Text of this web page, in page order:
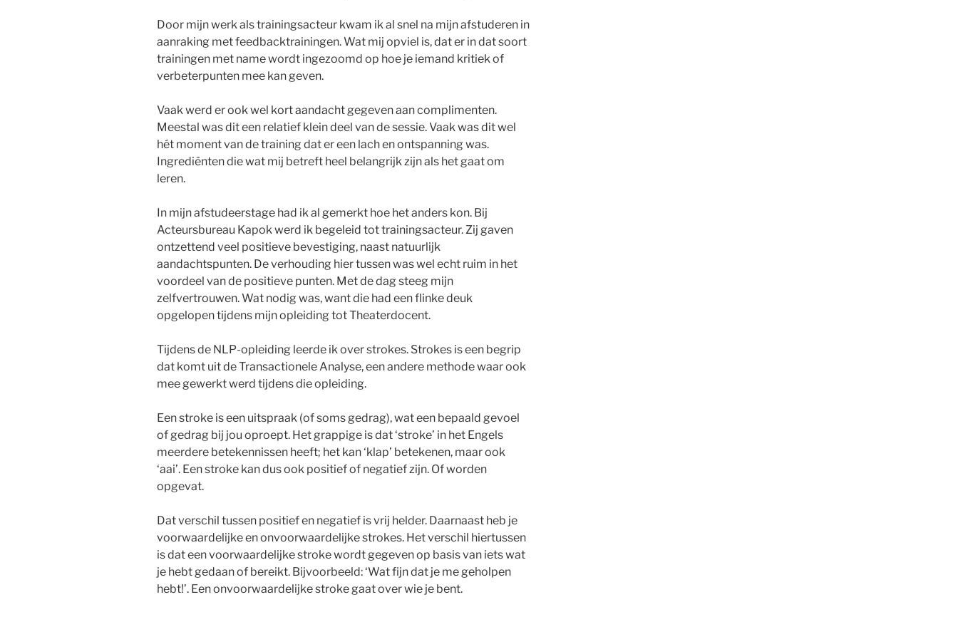
Door mijn werk als trainingsacteur kwam ik al snel na mijn afstuderen in
aanraking met feedbacktrainingen. Wat mij opviel is, dat er in dat soort
trainingen met name wordt ingezoomd op hoe je iemand kritiek of
verbeterpunten mee kan geven.
Vaak werd er ook wel kort aandacht gegeven aan complimenten.
Meestal was dit een relatief klein deel van de sessie. Vaak was dit wel
hét moment van de training dat er een lach en ontspanning was.
Ingrediënten die wat mij betreft heel belangrijk zijn als het gaat om
leren.
In mijn afstudeerstage had ik al gemerkt hoe het anders kon. Bij
Acteursbureau Kapok werd ik begeleid tot trainingsacteur. Zij gaven
ontzettend veel positieve bevestiging, naast natuurlijk
aandachtspunten. De verhouding hier tussen was wel echt ruim in het
voordeel van de positieve punten. Met de dag steeg mijn
zelfvertrouwen. Wat nodig was, want die had een flinke deuk
opgelopen tijdens mijn opleiding tot Theaterdocent.
Tijdens de NLP-opleiding leerde ik over strokes. Strokes is een begrip
dat komt uit de Transactionele Analyse, een andere methode waar ook
mee gewerkt werd tijdens die opleiding.
Een stroke is een uitspraak (of soms gedrag), wat een bepaald gevoel
of gedrag bij jou oproept. Het grappige is dat ‘stroke’ in het Engels
meerdere betekennissen heeft; het kan ‘klap’ betekenen, maar ook
‘aai’. Een stroke kan dus ook positief of negatief zijn. Of worden
opgevat.
Dat verschil tussen positief en negatief is vrij helder. Daarnaast heb je
voorwaardelijke en onvoorwaardelijke strokes. Het verschil hiertussen
is dat een voorwaardelijke stroke wordt gegeven op basis van iets wat
je hebt gedaan of bereikt. Bijvoorbeeld: ‘Wat fijn dat je me geholpen
hebt!’. Een onvoorwaardelijke stroke gaat over wie je bent.